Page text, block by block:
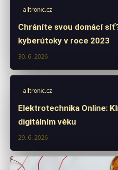
alltronic.cz
Chráníte svou domácí
kyberútoky v roce 2023
30. 6. 2026
alltronic.cz
Elektrotechnika Online:
digitálním věku
29. 6. 2026